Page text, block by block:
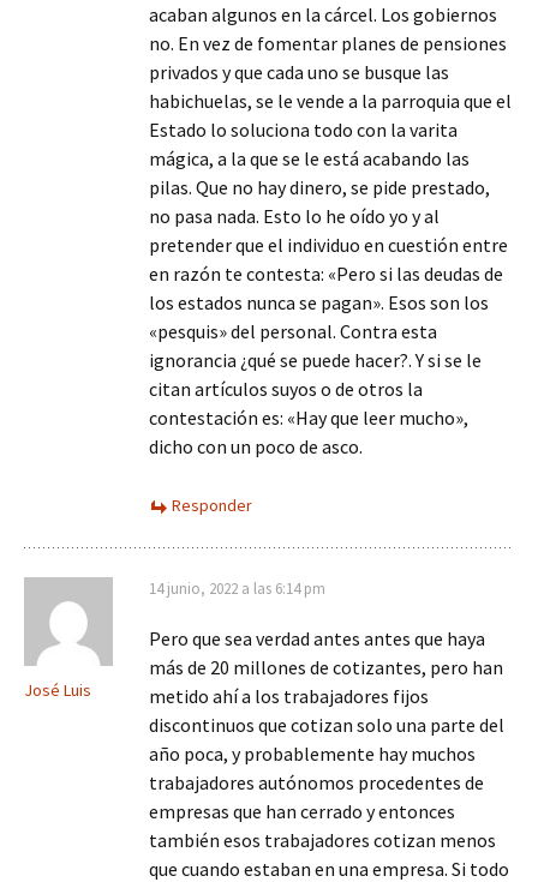
acaban algunos en la cárcel. Los gobiernos
no. En vez de fomentar planes de pensiones
privados y que cada uno se busque las
habichuelas, se le vende a la parroquia que el
Estado lo soluciona todo con la varita
mágica, a la que se le está acabando las
pilas. Que no hay dinero, se pide prestado,
no pasa nada. Esto lo he oído yo y al
pretender que el individuo en cuestión entre
en razón te contesta: «Pero si las deudas de
los estados nunca se pagan». Esos son los
«pesquis» del personal. Contra esta
ignorancia ¿qué se puede hacer?. Y si se le
citan artículos suyos o de otros la
contestación es: «Hay que leer mucho»,
dicho con un poco de asco.
Responder
José Luis
14 junio, 2022 a las 6:14 pm
Pero que sea verdad antes antes que haya
más de 20 millones de cotizantes, pero han
metido ahí a los trabajadores fijos
discontinuos que cotizan solo una parte del
año poca, y probablemente hay muchos
trabajadores autónomos procedentes de
empresas que han cerrado y entonces
también esos trabajadores cotizan menos
que cuando estaban en una empresa. Si todo